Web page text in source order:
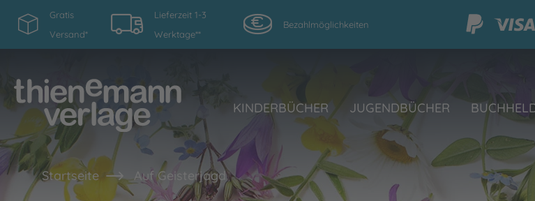
Gratis
Versand*
Lieferzeit 1-3
Werktage**
Bezahlmöglichkeiten
KINDERBÜCHER JUGENDBÜCHER
Startseite Auf Geisterjagd